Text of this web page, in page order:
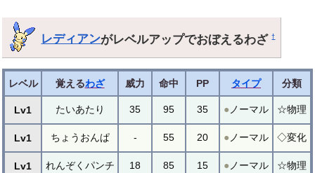
レディアンがレベルアップでおぼえるわざ†
レベル 覚えるわざ 威力 命中 PP タイプ 分類
Lv1 たいあたり 35 95 35 ● ノーマル ☆物理
Lv1 ちょうおんぱ - 55 20 ● ノーマル ◇変化
Lv1 れんぞくパンチ 18 85 15 ● ノーマル ☆物理